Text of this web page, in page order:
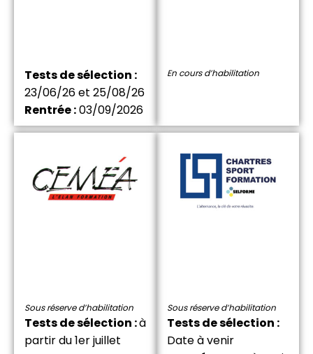
Tests de sélection :
23/06/26 et 25/08/26
Rentrée :03/09/2026
En cours d’habilitation
Sous réserve d’habilitation
Tests de sélection :à
partir du 1er juillet
Sous réserve d’habilitation
Tests de sélection :
Date à venir